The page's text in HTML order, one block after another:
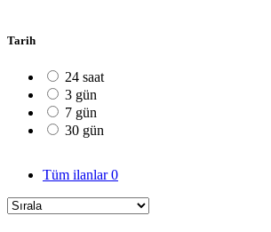
Tarih
24 saat
3 gün
7 gün
30 gün
Tüm ilanlar0